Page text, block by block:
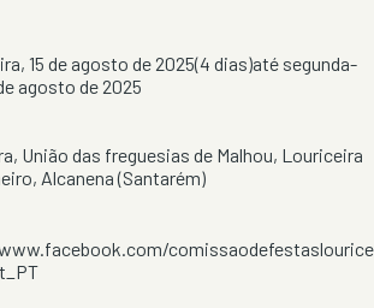
15 de agosto de 2025(4 dias)até segunda-
agosto de 2025
, União das freguesias de Malhou, Louriceira
, Alcanena(Santarém)